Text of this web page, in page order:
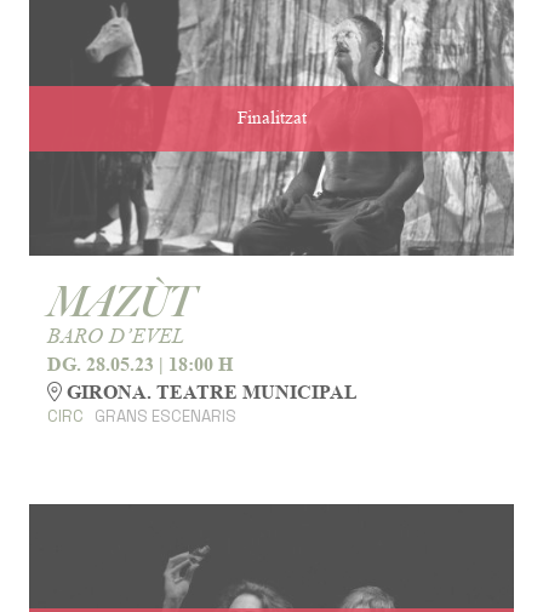
Finalitzat
MAZÙT
BARO D’EVEL
DG. 28.05.23 | 18:00 H
GIRONA. TEATRE MUNICIPAL
CIRC GRANS ESCENARIS